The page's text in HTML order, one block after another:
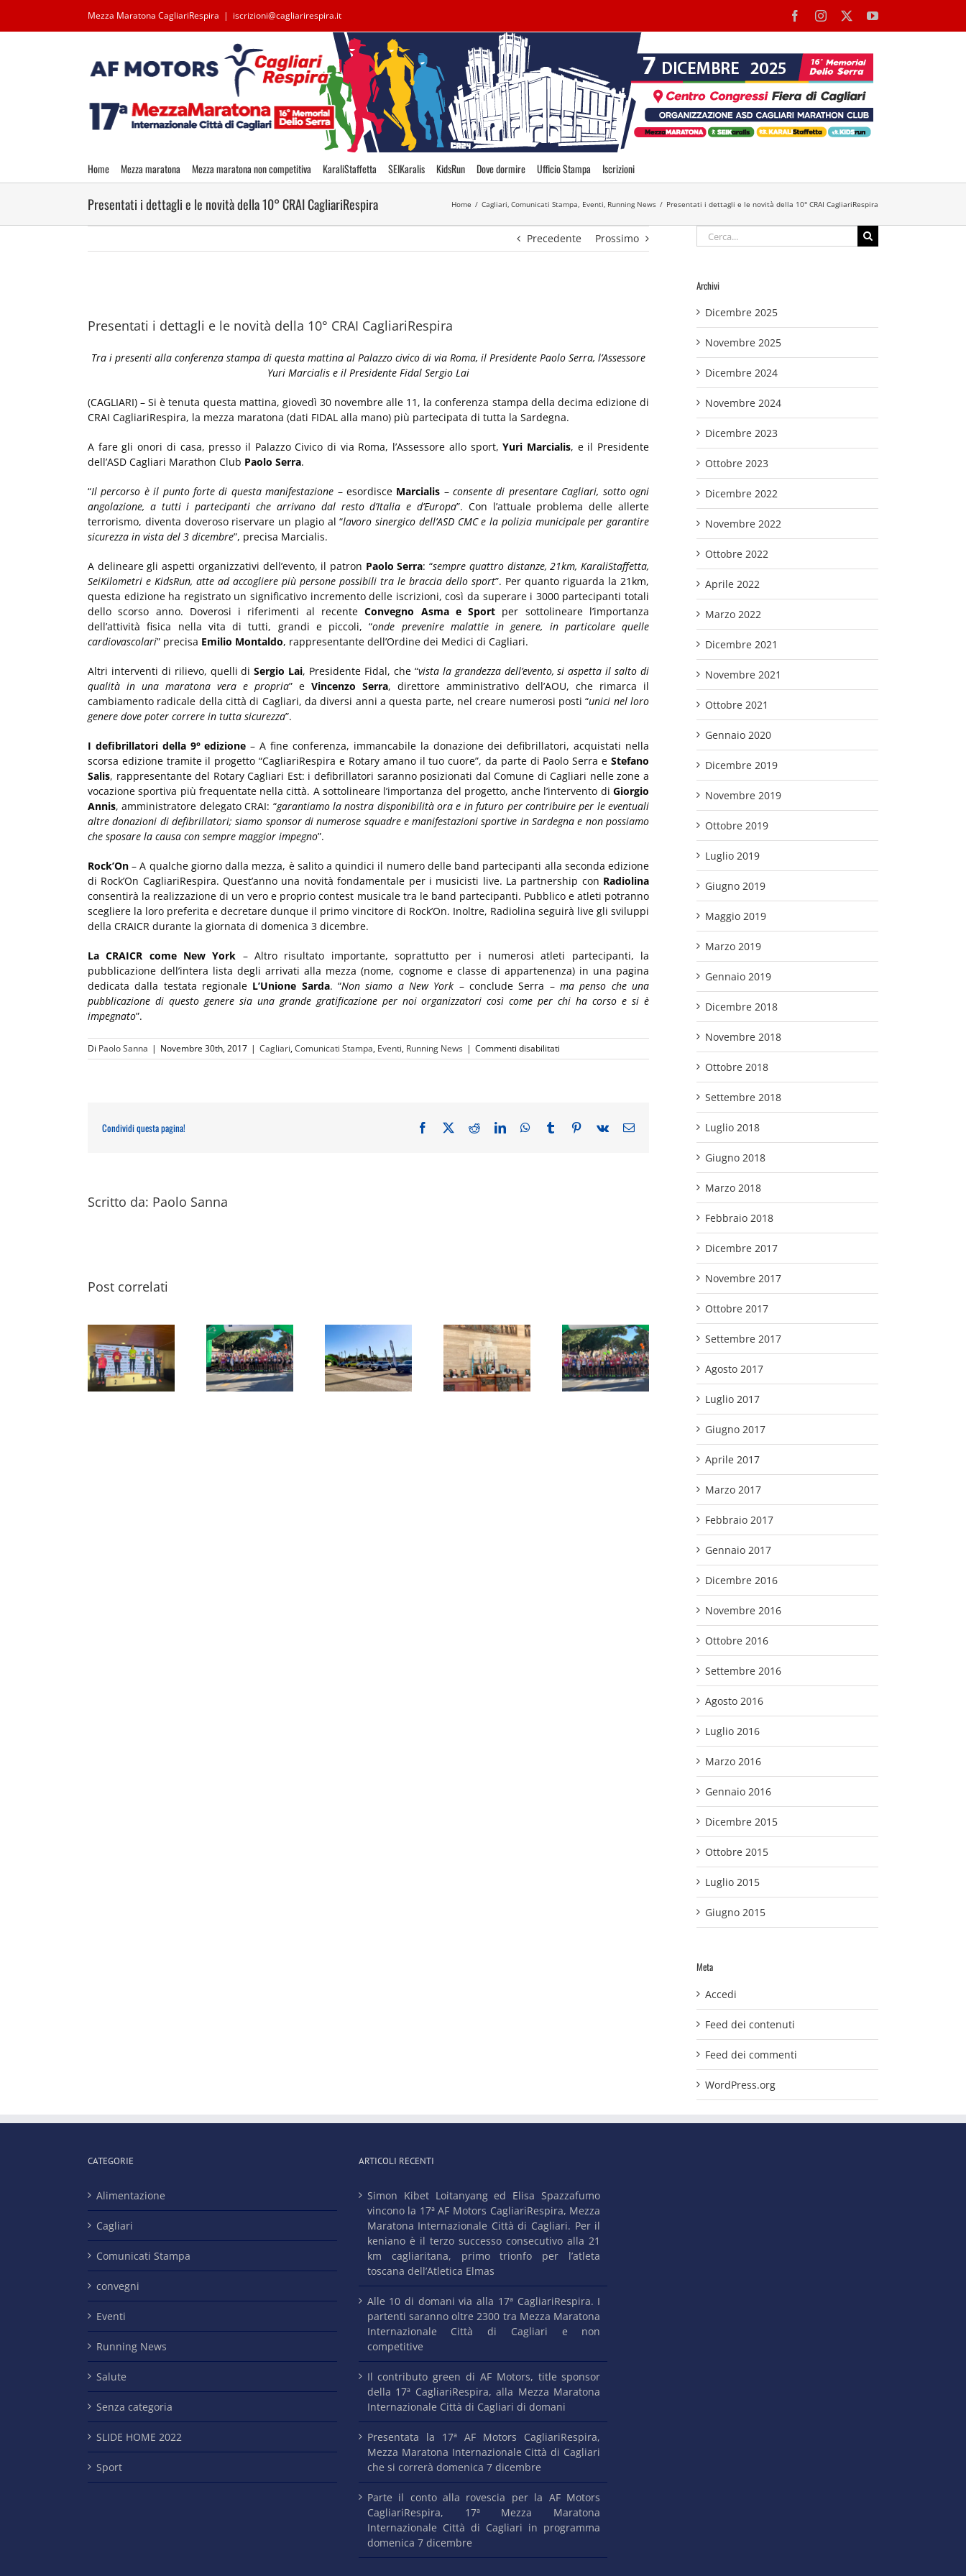
Mezza Maratona CagliariRespira | iscrizioni@cagliarirespira.it FacebookInstagram YouTube
Home Mezza maratona Mezza maratona non competitiva KaraliStaffetta SEIKaralis KidsRun Dove dormire Ufficio Stampa Iscrizioni
Presentati i dettagli e le novità della 10° CRAI CagliariRespira Home Cagliari Comunicati Stampa Eventi Running News Presentati i dettagli e le novità della 10° CRAI CagliariRespira
Precedente Prossimo
Presentati i dettagli e le novità della 10° CRAI CagliariRespira
Tra i presenti alla conferenza stampa di questa mattina al Palazzo civico di via Roma, il Presidente Paolo Serra, l’Assessore
Yuri Marcialis e il Presidente Fidal Sergio Lai
(CAGLIARI) – Si è tenuta questa mattina, giovedì 30 novembre alle 11, la conferenza stampa della decima edizione di
CRAI CagliariRespira, la mezza maratona (dati FIDAL alla mano) più partecipata di tutta la Sardegna.
A fare gli onori di casa, presso il Palazzo Civico di via Roma, l’Assessore allo sport,Yuri Marcialis, e il Presidente
dell’ASD Cagliari Marathon Club Paolo Serra.
“Il percorso è il punto forte di questa manifestazione – esordisce Marcialis –consente di presentare Cagliari, sotto ogni
angolazione, a tutti i partecipanti che arrivano dal resto d’Italia e d’Europa”. Con l’attuale problema delle allerte
terrorismo, diventa doveroso riservare un plagio al “lavoro sinergico dell’ASD CMC e la polizia municipale per garantire
sicurezza in vista del 3 dicembre”, precisa Marcialis.
A delineare gli aspetti organizzativi dell’evento, il patron Paolo Serra: “sempre quattro distanze, 21km, KaraliStaffetta,
SeiKilometri e KidsRun, atte ad accogliere più persone possibili tra le braccia dello sport”. Per quanto riguarda la 21km,
questa edizione ha registrato un significativo incremento delle iscrizioni, così da superare i 3000 partecipanti totali
dello scorso anno. Doverosi i riferimenti al recenteConvegno Asma e Sport per sottolineare l’importanza
dell’attività fisica nella vita di tutti, grandi e piccoli, “onde prevenire malattie in genere, in particolare quelle
cardiovascolari” precisa Emilio Montaldo, rappresentante dell’Ordine dei Medici di Cagliari.
Altri interventi di rilievo, quelli diSergio Lai, Presidente Fidal, che “vista la grandezza dell’evento, si aspetta il salto di
qualità in una maratona vera e propria” e Vincenzo Serra, direttore amministrativo dell’AOU, che rimarca il
cambiamento radicale della città di Cagliari, da diversi anni a questa parte, nel creare numerosi posti “unici nel loro
genere dove poter correre in tutta sicurezza”.
I defibrillatori della 9° edizione – A fine conferenza, immancabile la donazione dei defibrillatori, acquistati nella
scorsa edizione tramite il progetto “CagliariRespira e Rotary amano il tuo cuore”, da parte di Paolo Serra e Stefano
Salis, rappresentante del Rotary Cagliari Est: i defibrillatori saranno posizionati dal Comune di Cagliari nelle zone a
vocazione sportiva più frequentate nella città. A sottolineare l’importanza del progetto, anche l’intervento di Giorgio
Annis, amministratore delegato CRAI: “garantiamo la nostra disponibilità ora e in futuro per contribuire per le eventuali
altre donazioni di defibrillatori; siamo sponsor di numerose squadre e manifestazioni sportive in Sardegna e non possiamo
che sposare la causa con sempre maggior impegno”.
Rock’On – A qualche giorno dalla mezza, è salito a quindici il numero delle band partecipanti alla seconda edizione
di Rock’On CagliariRespira. Quest’anno una novità fondamentale per i musicisti live. La partnership con Radiolina
consentirà la realizzazione di un vero e proprio contest musicale tra le band partecipanti. Pubblico e atleti potranno
scegliere la loro preferita e decretare dunque il primo vincitore di Rock’On. Inoltre, Radiolina seguirà live gli sviluppi
della CRAICR durante la giornata di domenica 3 dicembre.
La CRAICR come New York – Altro risultato importante, soprattutto per i numerosi atleti partecipanti, la
pubblicazione dell’intera lista degli arrivati alla mezza (nome, cognome e classe di appartenenza) in una pagina
dedicata dalla testata regionale L’Unione Sarda. “Non siamo a New York – conclude Serra –ma penso che una
pubblicazione di questo genere sia una grande gratificazione per noi organizzatori così come per chi ha corso e si è
impegnato”.
Di Paolo Sanna | Novembre 30th, 2017 | Cagliari,Comunicati Stampa, Eventi, Running News | Commenti disabilitati
Presentati
novità
Condividi questa pagina! Facebook RedditLinkedInWhatsApp
Tumblr Pinterest
Vk Email
Scritto da: Paolo Sanna
Post correlati
via alla 17ª
CagliariRespira. I
partenti saranno
oltre 2300 tra
Mezza Maratona
di AF Motors, title
sponsor della 17ª
CagliariRespira,
alla Mezza
CagliariRespira,
Mezza Maratona
Internazionale
Città di Cagliari
Motors
CagliariRespira,
17ª Mezza
Maratona
Internazionale
Motors
CagliariRespira,
Mezza Maratona
Internazionale
Città di Cagliari.
Per il keniano è il
via alla 17ª
CagliariRespira. I
oltre 2300 tra
Mezza Maratona
Internazionale
Città di Cagliari e
non competitive
Maratona
Città di Cagliari di
Cerca
per:
Archivi
Dicembre 2025
Novembre 2025
Dicembre 2024
Novembre 2024
Dicembre 2023
Ottobre 2023
Dicembre 2022
Novembre 2022
Ottobre 2022
Aprile 2022
Marzo 2022
Dicembre 2021
Novembre 2021
Ottobre 2021
Gennaio 2020
Dicembre 2019
Novembre 2019
Ottobre 2019
Luglio 2019
Giugno 2019
Maggio 2019
Marzo 2019
Gennaio 2019
Dicembre 2018
Novembre 2018
Ottobre 2018
Settembre 2018
Luglio 2018
Giugno 2018
Marzo 2018
Febbraio 2018
Dicembre 2017
Novembre 2017
Ottobre 2017
Settembre 2017
Agosto 2017
Luglio 2017
Giugno 2017
Aprile 2017
Marzo 2017
Febbraio 2017
Gennaio 2017
Dicembre 2016
Novembre 2016
Ottobre 2016
Settembre 2016
Agosto 2016
Luglio 2016
Marzo 2016
Gennaio 2016
Dicembre 2015
Ottobre 2015
Luglio 2015
Giugno 2015
Meta
Accedi
Feed dei contenuti
Feed dei commenti
WordPress.org
CATEGORIE
Alimentazione
Cagliari
Comunicati Stampa
convegni
Eventi
Running News
Salute
Senza categoria
SLIDE HOME 2022
Sport
ARTICOLI RECENTI
Simon Kibet Loitanyang ed Elisa Spazzafumo
vincono la 17ª AF Motors CagliariRespira, Mezza
Maratona Internazionale Città di Cagliari. Per il
keniano è il terzo successo consecutivo alla 21
km cagliaritana, primo trionfo per l’atleta
toscana dell’Atletica Elmas
Alle 10 di domani via alla 17ª CagliariRespira. I
partenti saranno oltre 2300 tra Mezza Maratona
Internazionale Città di Cagliari e non
competitive
Il contributo green di AF Motors, title sponsor
della 17ª CagliariRespira, alla Mezza Maratona
Internazionale Città di Cagliari di domani
Presentata la 17ª AF Motors CagliariRespira,
Mezza Maratona Internazionale Città di Cagliari
che si correrà domenica 7 dicembre
Parte il conto alla rovescia per la AF Motors
CagliariRespira, 17ª Mezza Maratona
Internazionale Città di Cagliari in programma
domenica 7 dicembre